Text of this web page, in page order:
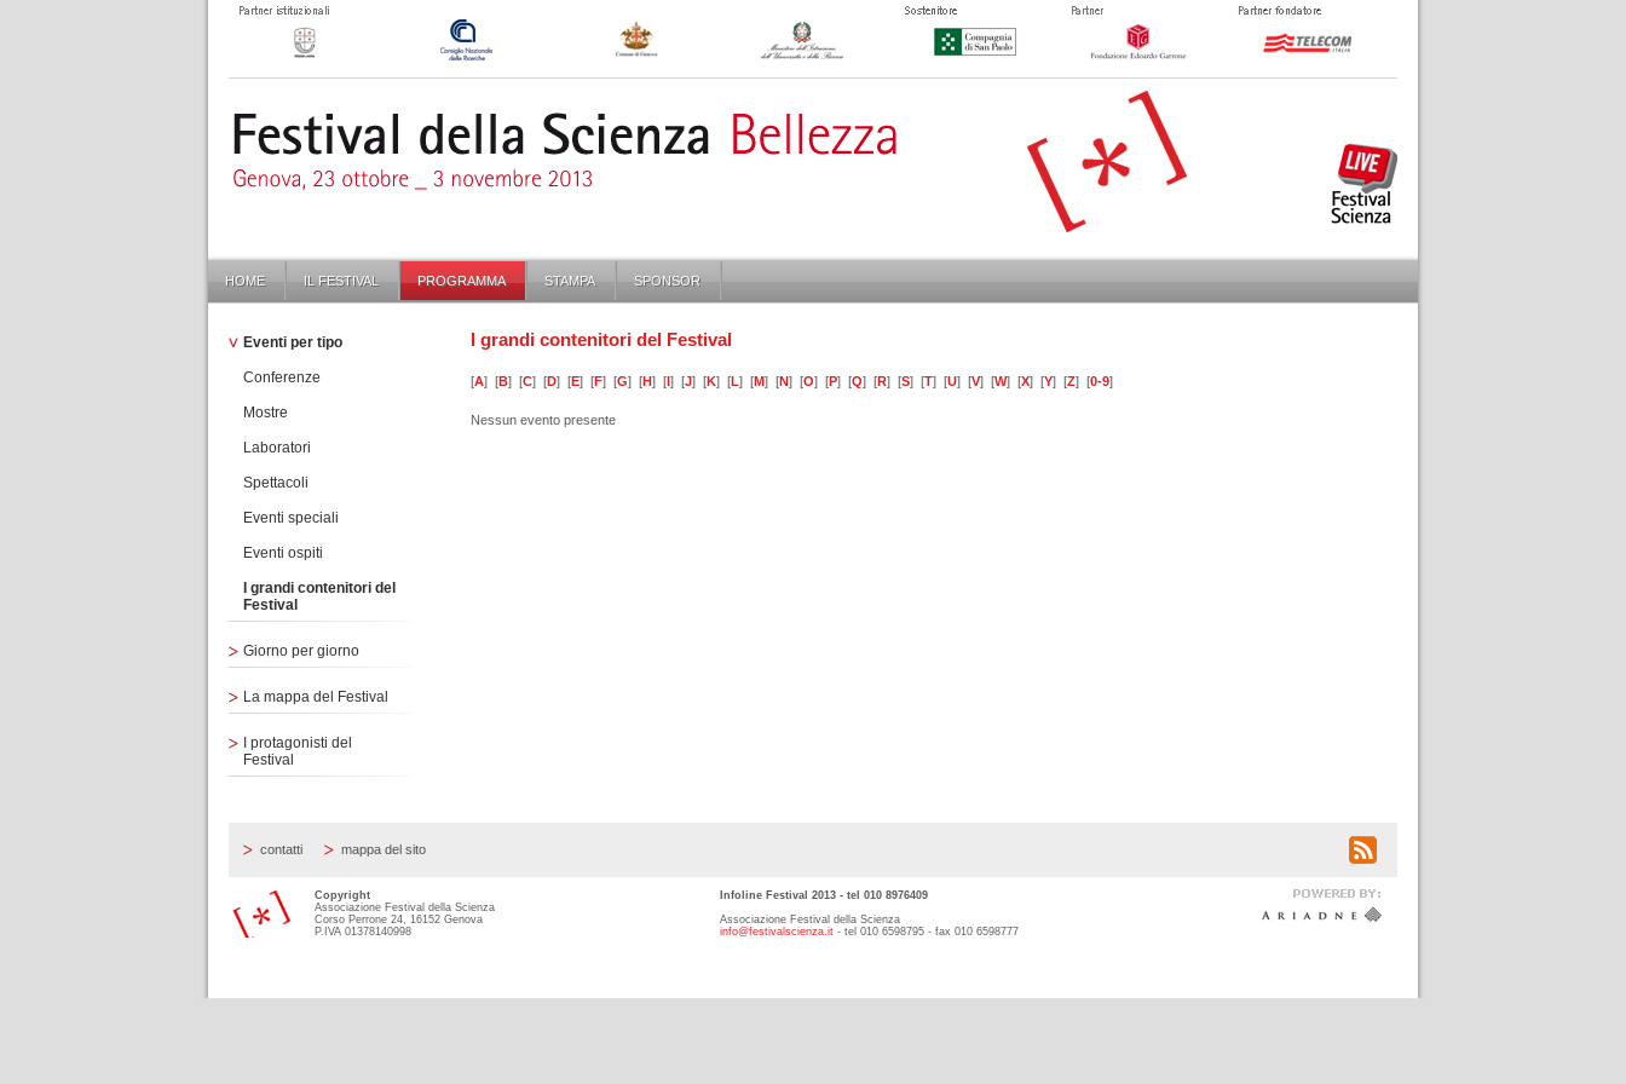
HOME IL FESTIVAL PROGRAMMA STAMPA SPONSOR
Eventi per tipo
Conferenze
Mostre
Laboratori
Spettacoli
Eventi speciali
Eventi ospiti
I grandi contenitori del
Festival
Giorno per giorno
La mappa del Festival
I protagonisti del
Festival
I grandi contenitori del Festival
[A] [B] [C] [D] [E] [F] [G] [H] [I] [J] [K] [L] [M] [N] [O] [P] [Q] [R] [S] [T] [U] [V] [W] [X] [Y] [Z] [0-9]
Nessun evento presente
contatti mappa del sito
Copyright
Associazione Festival della Scienza
Corso Perrone 24, 16152 Genova
P.IVA 01378140998
Infoline Festival 2013 - tel 010 8976409
Associazione Festival della Scienza
info@festivalscienza.it - tel 010 6598795 - fax 010 6598777